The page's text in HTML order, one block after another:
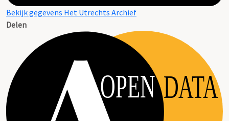
Bekijk gegevens Het Utrechts Archief
Delen
OPEN DATA